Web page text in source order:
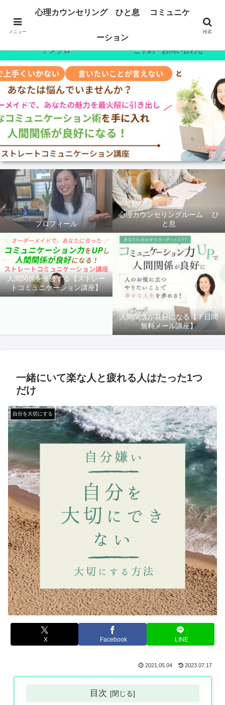
心理カウンセリング ひと息 コミュニケーショ
ン
ホーム プロフィール
心理カウンセリング
アメブロ ご予約・お問い合わせ
プロフィール
心理カウンセリングルーム ひ
と息
人間関係を改善する【ストレー
トコミュニケーション講座】
人間関係が良好になる【７日間
無料メール講座】
一緒にいて楽な人と疲れる人はたった1つ
だけ
自分を大切にする
X Facebook LINE
2021.05.04 2023.07.17
目次
メニュー
心理カウンセリング ひと息 コミュニケ
ーション
検索